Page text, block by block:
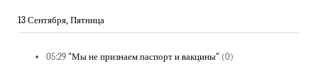
13 Сентября, Пятница
05:29 "Мы не признаем паспорт и вакцины" (0)